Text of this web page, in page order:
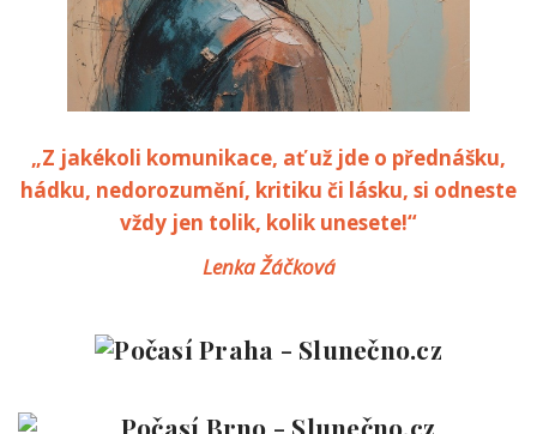
„Z jakékoli komunikace, ať už jde o přednášku,
hádku, nedorozumění, kritiku či lásku, si odneste
vždy jen tolik, kolik unesete!“
Lenka Žáčková